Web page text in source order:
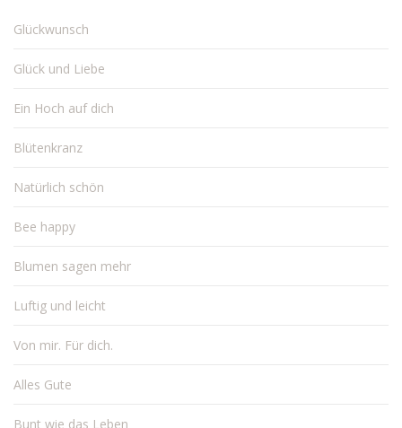
Glückwunsch
Glück und Liebe
Ein Hoch auf dich
Blütenkranz
Natürlich schön
Bee happy
Blumen sagen mehr
Luftig und leicht
Von mir. Für dich.
Alles Gute
Bunt wie das Leben